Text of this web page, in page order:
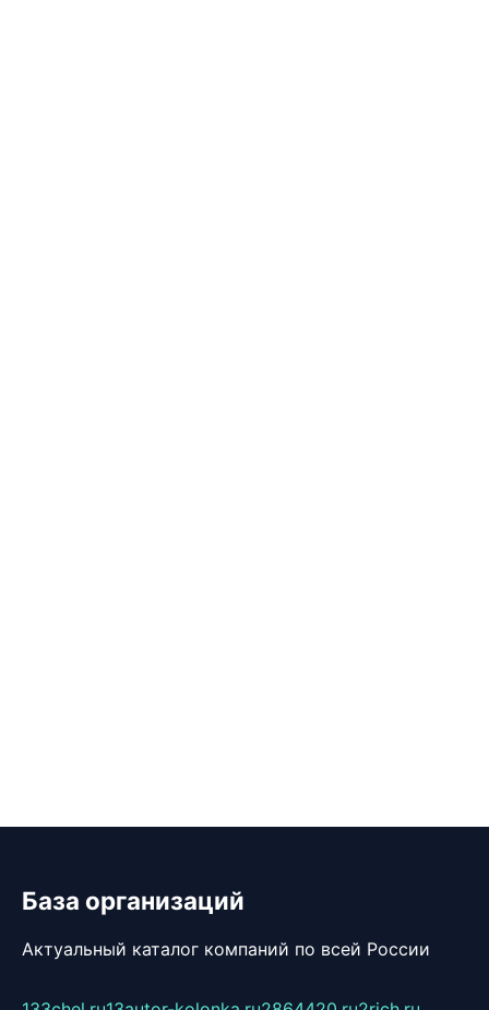
База организаций
Актуальный каталог компаний по всей России